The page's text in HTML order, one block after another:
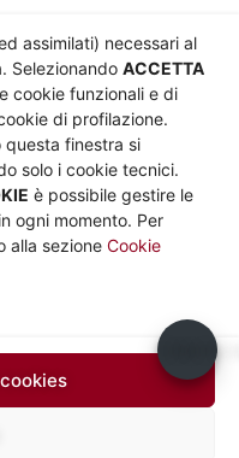
assimilati) necessari al
Selezionando ACCETTA
cookie funzionali e di
di profilazione.
questa finestra si
solo i cookie tecnici.
è possibile gestire le
ogni momento. Per
alla sezione Cookie
genere
gare
Usiamo